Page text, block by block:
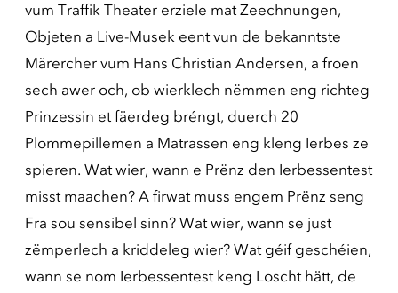
vum Traffik Theater erziele mat Zeechnungen,
Objeten a Live-Musek eent vun de bekanntste
Märercher vum Hans Christian Andersen, a froen
sech awer och, ob wierklech nëmmen eng richteg
Prinzessin et fäerdeg bréngt, duerch 20
Plommepillemen a Matrassen eng kleng Ierbes ze
spieren. Wat wier, wann e Prënz den Ierbessentest
misst maachen? A firwat muss engem Prënz seng
Fra sou sensibel sinn? Wat wier, wann se just
zëmperlech a kriddeleg wier? Wat géif geschéien,
wann se nom Ierbessentest keng Loscht hätt, de